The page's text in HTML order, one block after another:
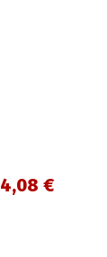
4,08 €